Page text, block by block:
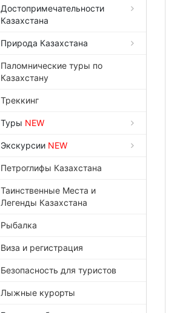
Достопримечательности
Казахстана
Природа Казахстана
Паломнические туры по
Казахстану
Треккинг
Туры NEW
Экскурсии NEW
Петроглифы Казахстана
Таинственные Места и
Легенды Казахстана
Рыбалка
Виза и регистрация
Безопасность для туристов
Лыжные курорты